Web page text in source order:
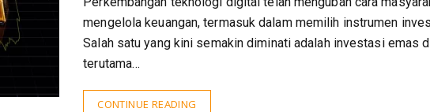
mengelola keuangan, termasuk dalam memilih instrumen
Salah satu yang kini semakin diminati adalah investasi emas
terutama…
CONTINUE READING